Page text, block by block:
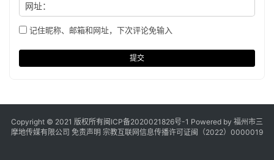
网址：
记住昵称、邮箱和网址，下次评论免输入
提交
Copyright © 2021 版权所有闽ICP备2020021826号-1 Powered by 福州市三
摩地传媒有限公司 免责声明 宗教互联网信息传播许可证闽（2022）0000019